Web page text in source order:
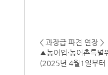
< 과장급 파견 연장 >
▲농어업·농어촌특별
(2025년 4월1일부